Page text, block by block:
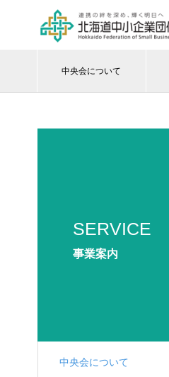
中央会について
SERVICE
事業案内
中央会について